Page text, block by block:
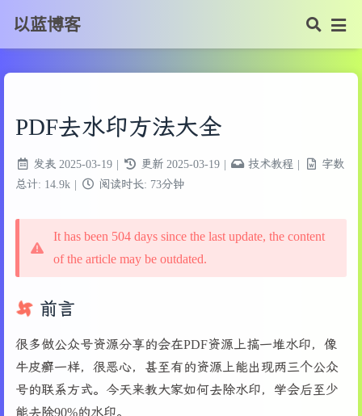
以蓝博客
PDF去水印方法大全
发表 2025-03-19 | 更新 2025-03-19 | 技术教程 |
字数
总计: 14.9k | 阅读时长: 73分钟
It has been 504 days since the last update, the content
of the article may be outdated.
前言
很多做公众号资源分享的会在PDF资源上搞一堆水印，像
牛皮癣一样，很恶心，甚至有的资源上能出现两三个公众
号的联系方式。今天来教大家如何去除水印，学会后至少
能去除90%的水印。